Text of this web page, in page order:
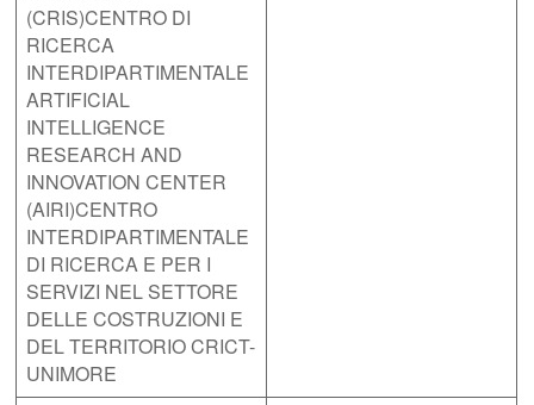
(CRIS)CENTRO DI
RICERCA
INTERDIPARTIMENTALE
ARTIFICIAL
INTELLIGENCE
RESEARCH AND
INNOVATION CENTER
(AIRI)CENTRO
INTERDIPARTIMENTALE
DI RICERCA E PER I
SERVIZI NEL SETTORE
DELLE COSTRUZIONI E
DEL TERRITORIO CRICT-
UNIMORE